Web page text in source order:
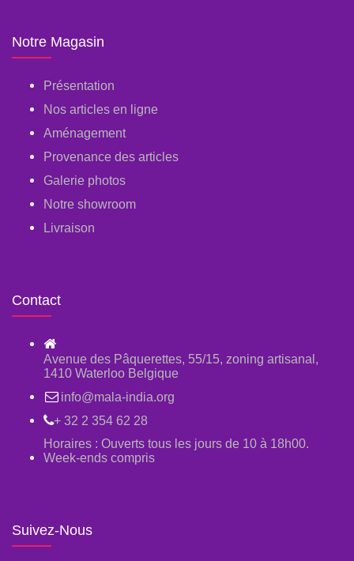
Notre Magasin
Présentation
Nos articles en ligne
Aménagement
Provenance des articles
Galerie photos
Notre showroom
Livraison
Contact
Avenue des Pâquerettes, 55/15, zoning artisanal,
1410 Waterloo Belgique
info@mala-india.org
+ 32 2 354 62 28
Horaires : Ouverts tous les jours de 10 à 18h00.
Week-ends compris
Suivez-Nous